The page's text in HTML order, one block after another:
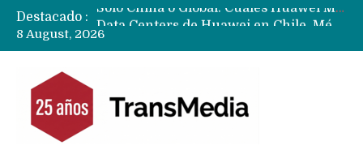
Destacado :
Data Centers de Huawei en Chile, México, Brasil,Perú y Argentina podrían verse afectados por arremetida de EE.UU
8 August, 2026